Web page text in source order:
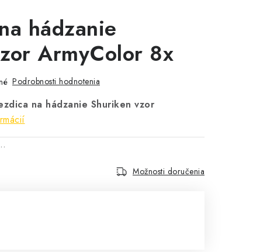
hádzanie
ArmyColor 8x
Podrobnosti hodnotenia
na hádzanie Shuriken vzor
Možnosti doručenia